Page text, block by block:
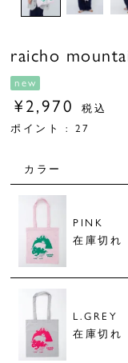
raicho
new
¥2,970
税込
ポイント : 27
カラー
PINK
在庫切れ
L.GREY
在庫切れ